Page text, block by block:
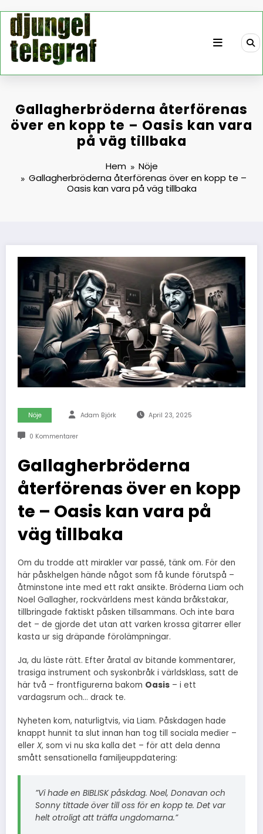
innehåll
Gallagherbröderna återförenas
över en kopp te – Oasis kan vara
på väg tillbaka
Hem
Nöje
Gallagherbröderna återförenas över en kopp te –
Oasis kan vara på väg tillbaka
Nöje Adam Björk April 23, 2025
0 Kommentarer
Gallagherbröderna
återförenas över en kopp
te – Oasis kan vara på
väg tillbaka
Om du trodde att mirakler var passé, tänk om. För den
här påskhelgen hände något som få kunde förutspå –
åtminstone inte med ett rakt ansikte. Bröderna Liam och
Noel Gallagher, rockvärldens mest kända bråkstakar,
tillbringade faktiskt påsken tillsammans. Och inte bara
det – de gjorde det utan att varken krossa gitarrer eller
kasta ur sig dräpande förolämpningar.
Ja, du läste rätt. Efter åratal av bitande kommentarer,
trasiga instrument och syskonbråk i världsklass, satt de
här två – frontfigurerna bakom Oasis – i ett
vardagsrum och… drack te.
Nyheten kom, naturligtvis, via Liam. Påskdagen hade
knappt hunnit ta slut innan han tog till sociala medier –
eller X, som vi nu ska kalla det – för att dela denna
smått sensationella familjeuppdatering:
”Vi hade en BIBLISK påskdag. Noel, Donavan och
Sonny tittade över till oss för en kopp te. Det var
helt otroligt att träffa ungdomarna.”